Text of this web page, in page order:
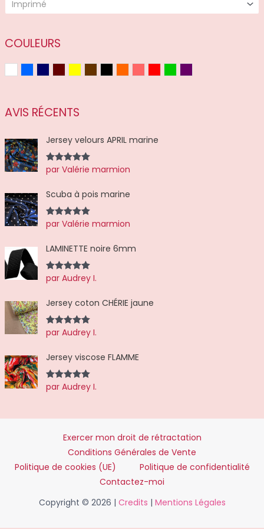
Imprimé
COULEURS
AVIS RÉCENTS
Jersey velours APRIL marine
Note5sur
5
par Valérie marmion
Scuba à pois marine
Note5sur
5
par Valérie marmion
LAMINETTE noire 6mm
Note5sur
5
par Audrey I.
Jersey coton CHÉRIE jaune
Note5sur
5
par Audrey I.
Jersey viscose FLAMME
Note5sur
5
par Audrey I.
Exercer mon droit de rétractation
Conditions Générales de Vente
Politique de cookies (UE)
Politique de confidentialité
Contactez-moi
Copyright © 2026 | Credits | Mentions Légales